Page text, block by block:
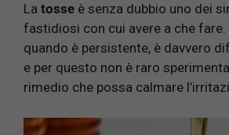
La tosse è senza dubbio uno dei
fastidiosi con cui avere a che
quando è persistente, è davvero
e per questo non è raro
rimedio che possa calmare